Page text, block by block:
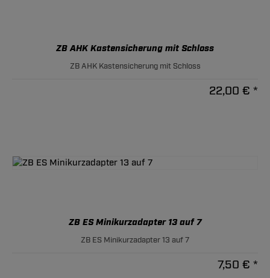
ZB AHK Kastensicherung mit Schloss
ZB AHK Kastensicherung mit Schloss
22,00 € *
ZB ES Minikurzadapter 13 auf 7
ZB ES Minikurzadapter 13 auf 7
7,50 € *